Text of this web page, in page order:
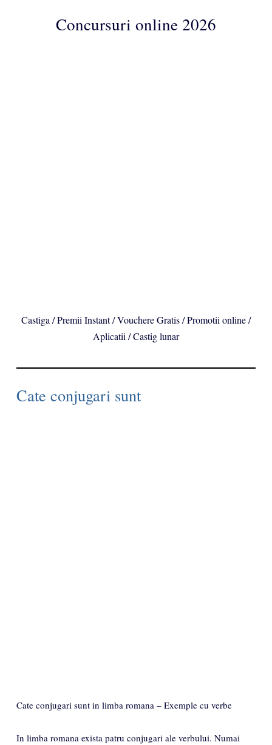
ConcursuriConcursuri online 2026
Castiga / Premii Instant / Vouchere Gratis / Promotii online /
Aplicatii / Castig lunar
Cate conjugari sunt
Cate conjugari sunt in limba romana – Exemple cu verbe
In limba romana exista patru conjugari ale verbului. Numai